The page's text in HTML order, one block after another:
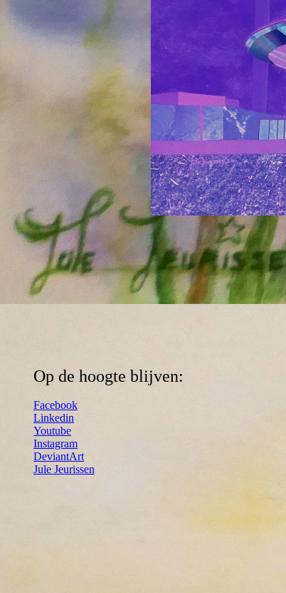
Op de hoogte blijven:
Facebook
Linkedin
Youtube
Instagram
DeviantArt
Jule Jeurissen